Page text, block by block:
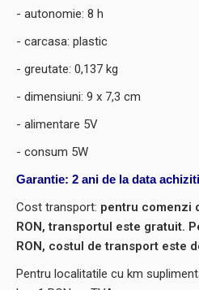
- autonomie: 8 h
- carcasa: plastic
- greutate: 0,137 kg
- dimensiuni: 9 x 7,3 cm
- alimentare 5V
- consum 5W
Garantie: 2 ani de la data
Cost transport: pentru comenzi
RON, transportul este gratuit.
RON, costul de transport este
Pentru localitatile cu km